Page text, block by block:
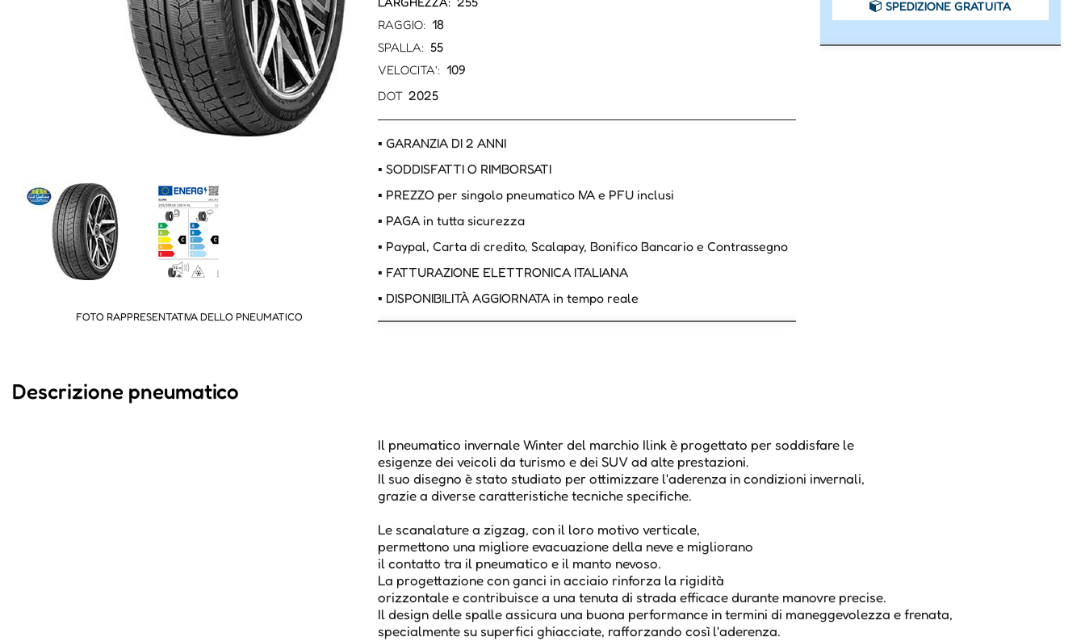
FOTO RAPPRESENTATIVA DELLO PNEUMATICO
RAGGIO: 18
SPALLA: 55
VELOCITA': 109
DOT 2025
▪ GARANZIA DI 2 ANNI
▪ SODDISFATTI O RIMBORSATI
▪ PREZZO per singolo pneumatico IVA e PFU inclusi
▪ PAGA in tutta sicurezza
▪ Paypal, Carta di credito, Scalapay, Bonifico Bancario e Contrassegno
▪ FATTURAZIONE ELETTRONICA ITALIANA
▪ DISPONIBILITÀ AGGIORNATA in tempo reale
SPEDIZIONE GRATUITA
Descrizione pneumatico
Il pneumatico invernale Winter del marchio Ilink è progettato per soddisfare le
esigenze dei veicoli da turismo e dei SUV ad alte prestazioni.
Il suo disegno è stato studiato per ottimizzare l'aderenza in condizioni invernali,
grazie a diverse caratteristiche tecniche specifiche.
Le scanalature a zigzag, con il loro motivo verticale,
permettono una migliore evacuazione della neve e migliorano
il contatto tra il pneumatico e il manto nevoso.
La progettazione con ganci in acciaio rinforza la rigidità
orizzontale e contribuisce a una tenuta di strada efficace durante manovre precise.
Il design delle spalle assicura una buona performance in termini di maneggevolezza e frenata,
specialmente su superfici ghiacciate, rafforzando così l'aderenza.